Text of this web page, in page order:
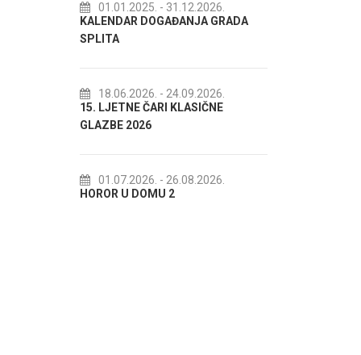
01.01.2025.- 31.12.2026.
KALENDAR DOGAĐANJA GRADA
18.06.2026.- 24.09.2026.
15. LJETNE ČARI KLASIČNE
GLAZBE 2026
01.07.2026.- 26.08.2026.
HOROR U DOMU 2
72. SPLITSKO LJETO